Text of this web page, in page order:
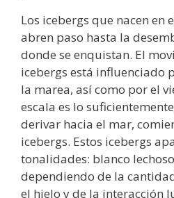
Los icebergs que nacen en
abren paso hasta la
donde se enquistan. El
icebergs está influenciado
la marea, así como por el
escala es lo
derivar hacia el mar,
icebergs. Estos icebergs
tonalidades: blanco
dependiendo de la
el hielo y de la interacción